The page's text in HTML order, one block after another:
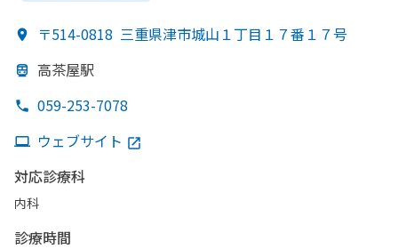
〒514-0818 三重県津市城山１丁目１７番１７号
高茶屋駅
059-253-7078
ウェブサイト
対応診療科
内科
診療時間